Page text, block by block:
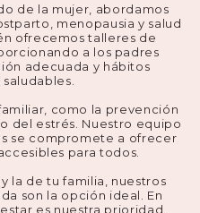
de la mujer, abordamos
menopausia y salud
ofrecemos talleres de
a los padres
adecuada y hábitos
como la prevención
del estrés. Nuestro equipo
se compromete a ofrecer
para todos.
la de tu familia, nuestros
son la opción ideal. En
es nuestra prioridad.